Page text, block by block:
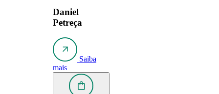
Daniel
Petreça
Saiba
mais